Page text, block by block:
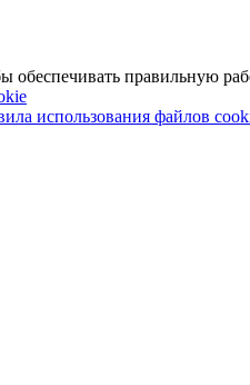
правильную
использования файлов